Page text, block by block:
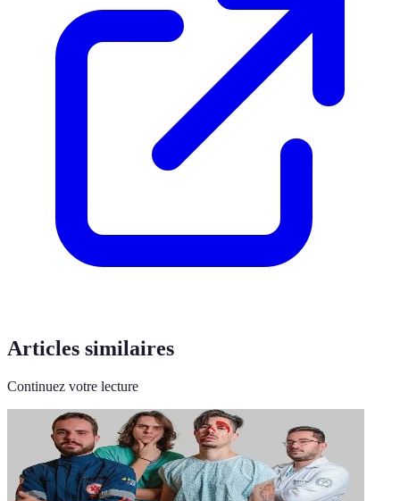
Articles similaires
Continuez votre lecture